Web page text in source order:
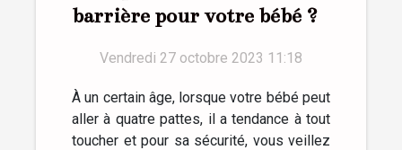
barrière pour votre bébé ?
Vendredi 27 octobre 2023 11:18
À un certain âge, lorsque votre bébé peut
aller à quatre pattes, il a tendance à tout
toucher et pour sa sécurité, vous veillez